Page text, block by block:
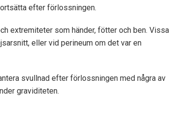
efter förlossningen.
extremiteter som händer, fötter och ben. Vissa
eller vid perineum om det var en
svullnad efter förlossningen med några av
graviditeten.